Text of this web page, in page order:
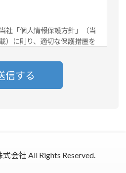
社「個人情報保護方針」（当
）に則り、適切な保護措置を
下目的のために利用し、その
会社 All Rights Reserved.